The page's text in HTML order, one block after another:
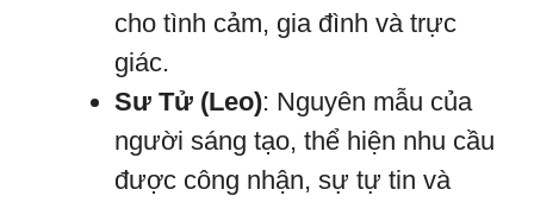
cho tình cảm, gia đình và trực
giác.
Sư Tử (Leo): Nguyên mẫu của
người sáng tạo, thể hiện nhu cầu
được công nhận, sự tự tin và